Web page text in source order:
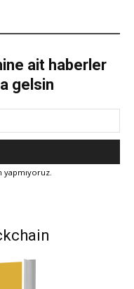
ait haberler
gelsin
yapmıyoruz.